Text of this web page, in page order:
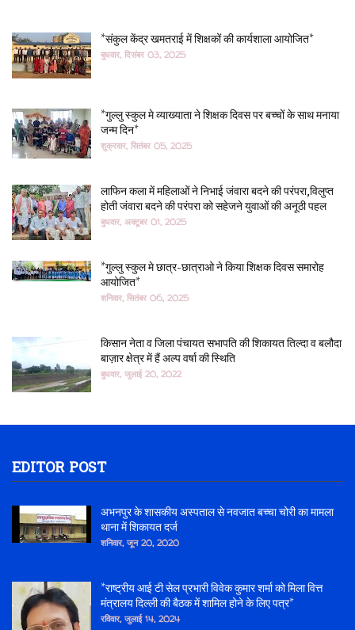
*संकुल केंद्र खमतराई में शिक्षकों की कार्यशाला आयोजित*
बुधवार, दिसंबर 03, 2025
*गुल्लु स्कुल मे व्याख्याता ने शिक्षक दिवस पर बच्चों के साथ मनाया
जन्म दिन*
शुक्रवार, सितंबर 05, 2025
लाफिन कला में महिलाओं ने निभाई जंवारा बदने की परंपरा,विलुप्त
होती जंवारा बदने की परंपरा को सहेजने युवाओं की अनूठी पहल
बुधवार, अक्टूबर 01, 2025
*गुल्लु स्कुल मे छात्र-छात्राओ ने किया शिक्षक दिवस समारोह
आयोजित*
शनिवार, सितंबर 06, 2025
किसान नेता व जिला पंचायत सभापति की शिकायत तिल्दा व बलौदा
बाज़ार क्षेत्र में हैं अल्प वर्षा की स्थिति
बुधवार, जुलाई 20, 2022
EDITOR POST
अभनपुर के शासकीय अस्पताल से नवजात बच्चा चोरी का मामला
थाना में शिकायत दर्ज
शनिवार, जून 20, 2020
*राष्ट्रीय आई टी सेल प्रभारी विवेक कुमार शर्मा को मिला वित्त
मंत्रालय दिल्ली की बैठक में शामिल होने के लिए पत्र*
रविवार, जुलाई 14, 2024